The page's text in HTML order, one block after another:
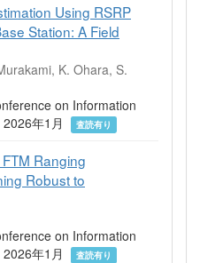
Using RSRP
Station: A Field
K. Ohara, S.
on Information
年1月
査読有り
Ranging
Robust to
on Information
年1月
査読有り